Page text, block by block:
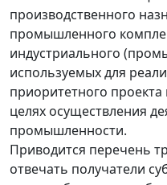
производственного
промышленного
индустриального
используемых для
приоритетного
целях осуществления
промышленности.
Приводится перечень
отвечать получатели